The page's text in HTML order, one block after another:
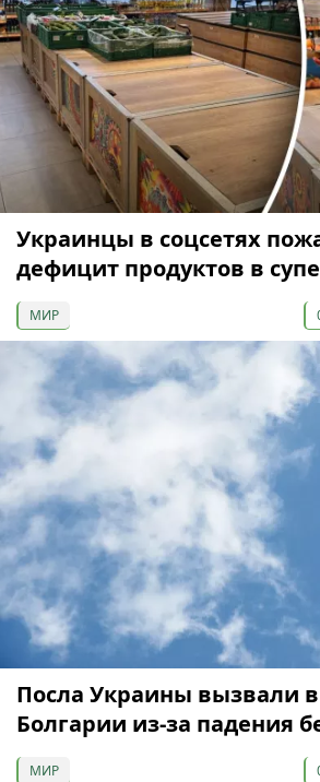
Украинцы в соцсетях
дефицит продуктов в
МИР
Посла Украины вызвали
Болгарии из-за падения
МИР